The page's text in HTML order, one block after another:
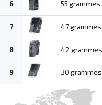
6 55 grammes
7 47 grammes
8 42 grammes
9 30 grammes